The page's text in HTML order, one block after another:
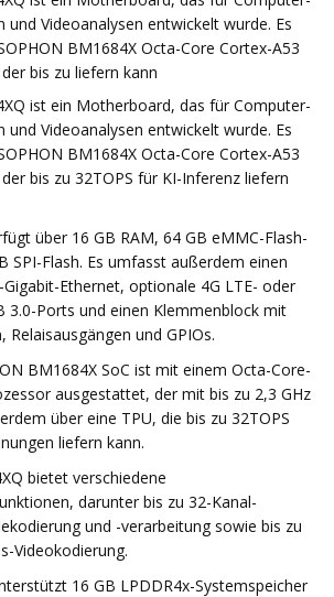
und Videoanalysen entwickelt wurde. Es
BM1684X Octa-Core Cortex-A53
bis zu liefern kann
ist ein Motherboard, das für Computer-
und Videoanalysen entwickelt wurde. Es
BM1684X Octa-Core Cortex-A53
bis zu 32TOPS für KI-Inferenz liefern
über 16 GB RAM, 64 GB eMMC-Flash-
SPI-Flash. Es umfasst außerdem einen
Ethernet, optionale 4G LTE- oder
3.0-Ports und einen Klemmenblock mit
Relaisausgängen und GPIOs.
BM1684X SoC ist mit einem Octa-Core-
ausgestattet, der mit bis zu 2,3 ​​GHz
über eine TPU, die bis zu 32TOPS
liefern kann.
bietet verschiedene
darunter bis zu 32-Kanal-
und -verarbeitung sowie bis zu
Videokodierung.
16 GB LPDDR4x-Systemspeicher